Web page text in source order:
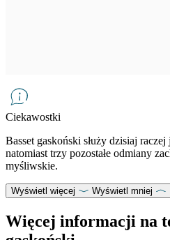
Ciekawostki
Basset gaskoński służy dzisiaj
natomiast trzy pozostałe odmiany
myśliwskie.
Wyświetl więcej Wyświetl mniej
Więcej informacji na